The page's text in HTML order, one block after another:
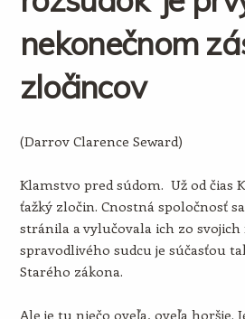
nekonečnom
zločincov
(Darrov Clarence Seward)
Klamstvo pred súdom. Už od čias
ťažký zločin. Cnostná spoločnosť
stránila a vylučovala ich zo svojich
spravodlivého sudcu je súčasťou
Starého zákona.
Ale je tu niečo oveľa, oveľa horšie.